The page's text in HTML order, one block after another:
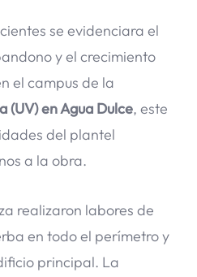
se evidenciara el
y el crecimiento
el campus de la
(UV) en Agua Dulce, este
del plantel
a la obra.
realizaron labores de
en todo el perímetro y
principal. La